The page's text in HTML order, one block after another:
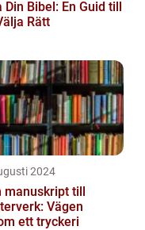
Din Bibel: En Guid till
Rätt
2024
manuskript till
Vägen
ett tryckeri